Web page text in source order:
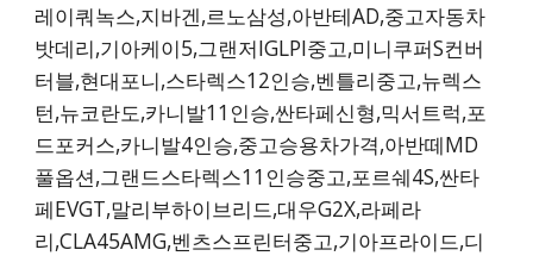
레이쿼녹스,지바겐,르노삼성,아반테AD,중고자동차
밧데리,기아케이5,그랜저IGLPI중고,미니쿠퍼S컨버
터블,현대포니,스타렉스12인승,벤틀리중고,뉴렉스
턴,뉴코란도,카니발11인승,싼타페신형,믹서트럭,포
드포커스,카니발4인승,중고승용차가격,아반떼MD
풀옵션,그랜드스타렉스11인승중고,포르쉐4S,싼타
페EVGT,말리부하이브리드,대우G2X,라페라
리,CLA45AMG,벤츠스프린터중고,기아프라이드,디